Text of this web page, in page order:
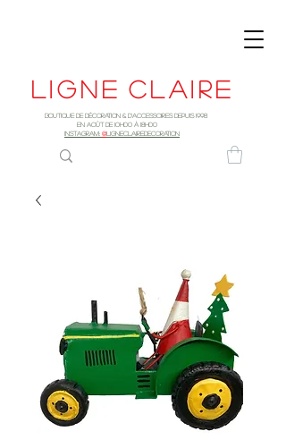
Ligne claire
Boutique de décoration & d'accessoires depuis 1998
EN AOûT DE 10h00 à 18H00
INSTAGRAM: @LIGNECLAIREDECORATION